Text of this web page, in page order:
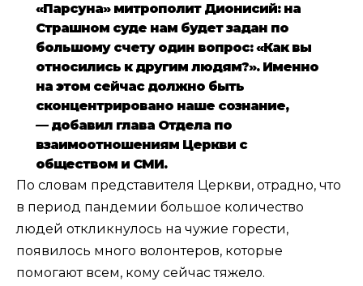
«Парсуна» митрополит Дионисий: на
Страшном суде нам будет задан по
большому счету один вопрос: «Как вы
относились к другим людям?». Именно
на этом сейчас должно быть
сконцентрировано наше сознание,
—добавил глава Отдела по
взаимоотношениям Церкви с
обществом и СМИ.
По словам представителя Церкви, отрадно, что
в период пандемии большое количество
людей откликнулось на чужие горести,
появилось много волонтеров, которые
помогают всем, кому сейчас тяжело.